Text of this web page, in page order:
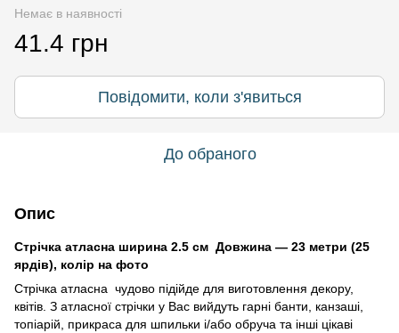
Немає в наявності
41.4 грн
Повідомити, коли з'явиться
До обраного
Опис
Стрічка атласна ширина 2.5 см Довжина — 23 метри (25
ярдів), колір на фото
Стрічка атласна чудово підійде для виготовлення декору,
квітів. З атласної стрічки у Вас вийдуть гарні банти, канзаші,
топіарій, прикраса для шпильки і/або обруча та інші цікаві